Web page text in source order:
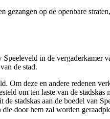
op de openbare
in de vergaderkamer
de stad.
deze en andere redenen
om ten laste van de
stadskas aan de boedel van
door hem zal worden